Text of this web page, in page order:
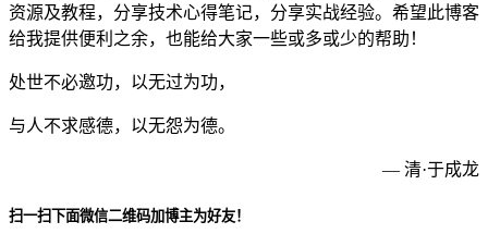
资源及教程，分享技术心得笔记，分享实战经验。希望此博客
给我提供便利之余，也能给大家一些或多或少的帮助！
处世不必邀功，以无过为功，
与人不求感德，以无怨为德。
— 清·于成龙
扫一扫下面微信二维码加博主为好友！